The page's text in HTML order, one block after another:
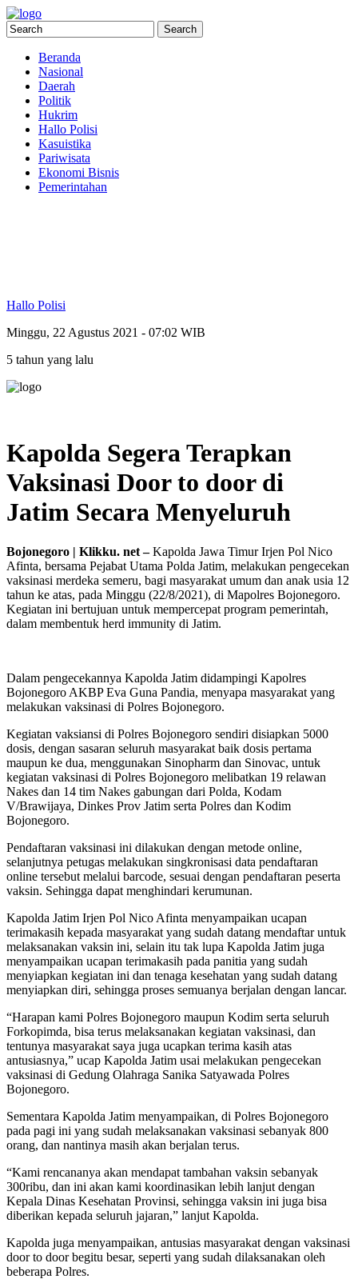
Beranda
Nasional
Daerah
Politik
Hukrim
Hallo Polisi
Kasuistika
Pariwisata
Ekonomi Bisnis
Pemerintahan
Hallo Polisi
Minggu, 22 Agustus 2021 - 07:02 WIB
5 tahun yang lalu
Kapolda Segera Terapkan
Vaksinasi Door to door di
Jatim Secara Menyeluruh
Bojonegoro | Klikku. net –Kapolda Jawa Timur Irjen Pol Nico
Afinta, bersama Pejabat Utama Polda Jatim, melakukan pengecekan
vaksinasi merdeka semeru, bagi masyarakat umum dan anak usia 12
tahun ke atas, pada Minggu (22/8/2021), di Mapolres Bojonegoro.
Kegiatan ini bertujuan untuk mempercepat program pemerintah,
dalam membentuk herd immunity di Jatim.
Dalam pengecekannya Kapolda Jatim didampingi Kapolres
Bojonegoro AKBP Eva Guna Pandia, menyapa masyarakat yang
melakukan vaksinasi di Polres Bojonegoro.
Kegiatan vaksiansi di Polres Bojonegoro sendiri disiapkan 5000
dosis, dengan sasaran seluruh masyarakat baik dosis pertama
maupun ke dua, menggunakan Sinopharm dan Sinovac, untuk
kegiatan vaksinasi di Polres Bojonegoro melibatkan 19 relawan
Nakes dan 14 tim Nakes gabungan dari Polda, Kodam
V/Brawijaya, Dinkes Prov Jatim serta Polres dan Kodim
Bojonegoro.
Pendaftaran vaksinasi ini dilakukan dengan metode online,
selanjutnya petugas melakukan singkronisasi data pendaftaran
online tersebut melalui barcode, sesuai dengan pendaftaran peserta
vaksin. Sehingga dapat menghindari kerumunan.
Kapolda Jatim Irjen Pol Nico Afinta menyampaikan ucapan
terimakasih kepada masyarakat yang sudah datang mendaftar untuk
melaksanakan vaksin ini, selain itu tak lupa Kapolda Jatim juga
menyampaikan ucapan terimakasih pada panitia yang sudah
menyiapkan kegiatan ini dan tenaga kesehatan yang sudah datang
menyiapkan diri, sehingga proses semuanya berjalan dengan lancar.
“Harapan kami Polres Bojonegoro maupun Kodim serta seluruh
Forkopimda, bisa terus melaksanakan kegiatan vaksinasi, dan
tentunya masyarakat saya juga ucapkan terima kasih atas
antusiasnya,” ucap Kapolda Jatim usai melakukan pengecekan
vaksinasi di Gedung Olahraga Sanika Satyawada Polres
Bojonegoro.
Sementara Kapolda Jatim menyampaikan, di Polres Bojonegoro
pada pagi ini yang sudah melaksanakan vaksinasi sebanyak 800
orang, dan nantinya masih akan berjalan terus.
“Kami rencananya akan mendapat tambahan vaksin sebanyak
300ribu, dan ini akan kami koordinasikan lebih lanjut dengan
Kepala Dinas Kesehatan Provinsi, sehingga vaksin ini juga bisa
diberikan kepada seluruh jajaran,” lanjut Kapolda.
Kapolda juga menyampaikan, antusias masyarakat dengan vaksinasi
door to door begitu besar, seperti yang sudah dilaksanakan oleh
beberapa Polres.